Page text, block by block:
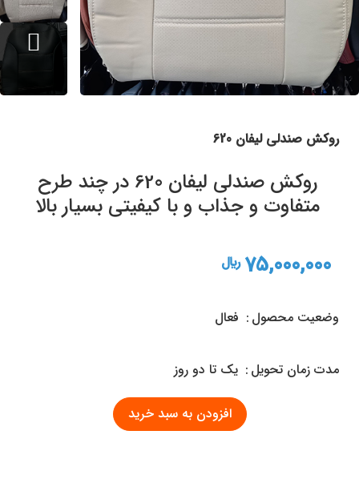
روکش صندلی لیفان 620
روکش صندلی لیفان 620 در چند طرح
متفاوت و جذاب و با کیفیتی بسیار بالا
ريال 75,000,000
وضعیت محصول فعال
مدت زمان تحويل یک تا دو روز